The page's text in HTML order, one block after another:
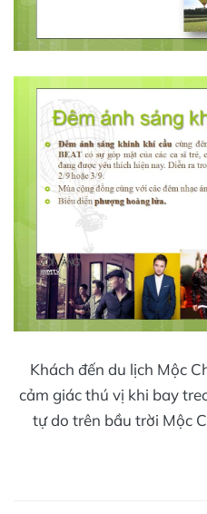
Khách đến du lịch Mộc
cảm giác thú vị khi bay
tự do trên bầu trời Mộc